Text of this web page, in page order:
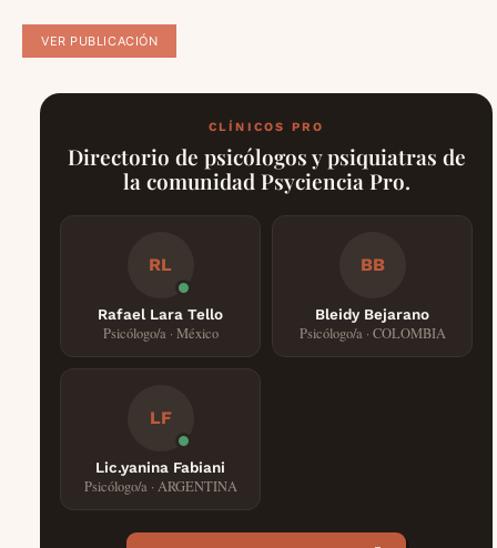
VER PUBLICACIÓN
CLÍNICOS PRO
Directorio de psicólogos y psiquiatras de
la comunidad Psyciencia Pro.
RL
Rafael Lara Tello
Psicólogo/a · México
BB
Bleidy Bejarano
Psicólogo/a · COLOMBIA
LF
Lic.yanina Fabiani
Psicólogo/a · ARGENTINA